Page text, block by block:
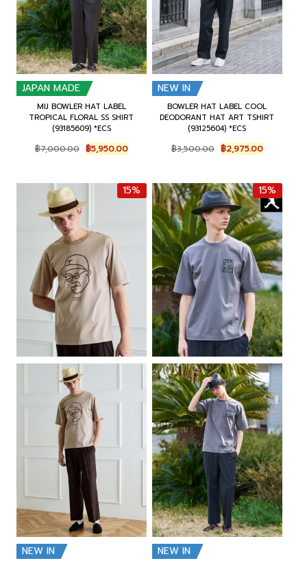
JAPAN MADE
MIJ BOWLER HAT LABEL
TROPICAL FLORAL SS SHIRT
(93185609) *ECS
฿7,000.00 O
r
g
n
l
r
i
c
e
w
a
s
:
฿
0
0
0
0
0
.
฿5,950.00C
u
r
e
e
s
,
NEW IN
BOWLER HAT LABEL COOL
DEODORANT HAT ART TSHIRT
(93125604) *ECS
฿3,500.00 O
r
g
i
n
a
l
p
r
i
e
w
a
s
:
฿
3
,
5
0
0
.
0
0
.
฿2,975.00C
u
r
e
n
t
p
r
i
c
e
i
s
:
฿
2
,
9
7
5
.
0
0
.
15%
NEW IN
15%
NEW IN